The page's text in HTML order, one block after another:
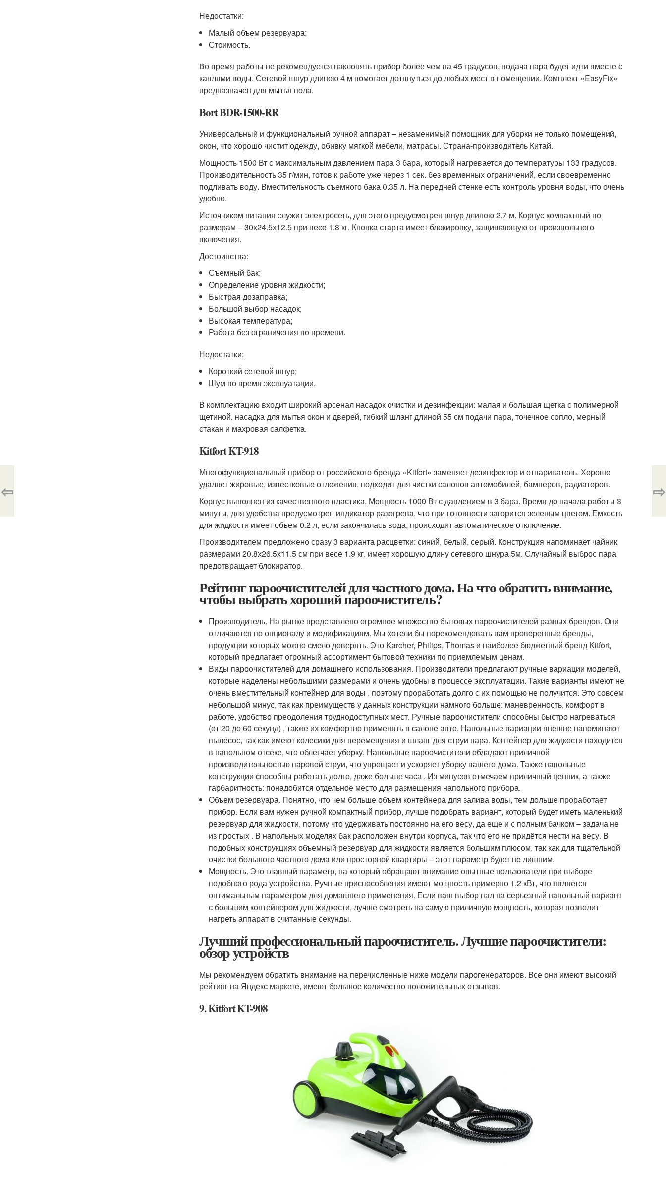
Недостатки:
Малый объем резервуара;
Стоимость.
Во время работы не рекомендуется наклонять прибор более чем на 45 градусов, подача пара будет идти вместе с
каплями воды. Сетевой шнур длиною 4 м помогает дотянуться до любых мест в помещении. Комплект «EasyFix»
предназначен для мытья пола.
Bort BDR-1500-RR
Универсальный и функциональный ручной аппарат – незаменимый помощник для уборки не только помещений,
окон, что хорошо чистит одежду, обивку мягкой мебели, матрасы. Страна-производитель Китай.
Мощность 1500 Вт с максимальным давлением пара 3 бара, который нагревается до температуры 133 градусов.
Производительность 35 г/мин, готов к работе уже через 1 сек. без временных ограничений, если своевременно
подливать воду. Вместительность съемного бака 0.35 л. На передней стенке есть контроль уровня воды, что очень
удобно.
Источником питания служит электросеть, для этого предусмотрен шнур длиною 2.7 м. Корпус компактный по
размерам – 30х24.5х12.5 при весе 1.8 кг. Кнопка старта имеет блокировку, защищающую от произвольного
включения.
Достоинства:
Съемный бак;
Определение уровня жидкости;
Быстрая дозаправка;
Большой выбор насадок;
Высокая температура;
Работа без ограничения по времени.
Недостатки:
Короткий сетевой шнур;
Шум во время эксплуатации.
В комплектацию входит широкий арсенал насадок очистки и дезинфекции: малая и большая щетка с полимерной
щетиной, насадка для мытья окон и дверей, гибкий шланг длиной 55 см подачи пара, точечное сопло, мерный
стакан и махровая салфетка.
Kitfort KT-918
Многофункциональный прибор от российского бренда «Kitfort» заменяет дезинфектор и отпариватель. Хорошо
удаляет жировые, известковые отложения, подходит для чистки салонов автомобилей, бамперов, радиаторов.
Корпус выполнен из качественного пластика. Мощность 1000 Вт с давлением в 3 бара. Время до начала работы 3
минуты, для удобства предусмотрен индикатор разогрева, что при готовности загорится зеленым цветом. Емкость
для жидкости имеет объем 0.2 л, если закончилась вода, происходит автоматическое отключение.
Производителем предложено сразу 3 варианта расцветки: синий, белый, серый. Конструкция напоминает чайник
размерами 20.8х26.5х11.5 см при весе 1.9 кг, имеет хорошую длину сетевого шнура 5м. Случайный выброс пара
предотвращает блокиратор.
Рейтинг пароочистителей для частного дома. На что обратить внимание,
чтобы выбрать хороший пароочиститель?
Производитель. На рынке представлено огромное множество бытовых пароочистителей разных брендов. Они
отличаются по опционалу и модификациям. Мы хотели бы порекомендовать вам проверенные бренды,
продукции которых можно смело доверять. Это Karcher, Philips, Thomas и наиболее бюджетный бренд Kitfort,
который предлагает огромный ассортимент бытовой техники по приемлемым ценам.
Виды пароочистителей для домашнего использования. Производители предлагают ручные вариации моделей,
которые наделены небольшими размерами и очень удобны в процессе эксплуатации. Такие варианты имеют не
очень вместительный контейнер для воды , поэтому проработать долго с их помощью не получится. Это совсем
небольшой минус, так как преимуществ у данных конструкции намного больше: маневренность, комфорт в
работе, удобство преодоления труднодоступных мест. Ручные пароочистители способны быстро нагреваться
(от 20 до 60 секунд) , также их комфортно применять в салоне авто. Напольные вариации внешне напоминают
пылесос, так как имеют колесики для перемещения и шланг для струи пара. Контейнер для жидкости находится
в напольном отсеке, что облегчает уборку. Напольные пароочистители обладают приличной
производительностью паровой струи, что упрощает и ускоряет уборку вашего дома. Также напольные
конструкции способны работать долго, даже больше часа . Из минусов отмечаем приличный ценник, а также
гарбаритность: понадобится отдельное место для размещения напольного прибора.
Объем резервуара. Понятно, что чем больше объем контейнера для залива воды, тем дольше проработает
прибор. Если вам нужен ручной компактный прибор, лучше подобрать вариант, который будет иметь маленький
резервуар для жидкости, потому что удерживать постоянно на его весу, да еще и с полным бачком – задача не
из простых . В напольных моделях бак расположен внутри корпуса, так что его не придётся нести на весу. В
подобных конструкциях объемный резервуар для жидкости является большим плюсом, так как для тщательной
очистки большого частного дома или просторной квартиры – этот параметр будет не лишним.
Мощность. Это главный параметр, на который обращают внимание опытные пользователи при выборе
подобного рода устройства. Ручные приспособления имеют мощность примерно 1,2 кВт, что является
оптимальным параметром для домашнего применения. Если ваш выбор пал на серьезный напольный вариант
с большим контейнером для жидкости, лучше смотреть на самую приличную мощность, которая позволит
нагреть аппарат в считанные секунды.
Лучший профессиональный пароочиститель. Лучшие пароочистители:
обзор устройств
Мы рекомендуем обратить внимание на перечисленные ниже модели парогенераторов. Все они имеют высокий
рейтинг на Яндекс маркете, имеют большое количество положительных отзывов.
9. Kitfort KT-908
⇦ ⇨